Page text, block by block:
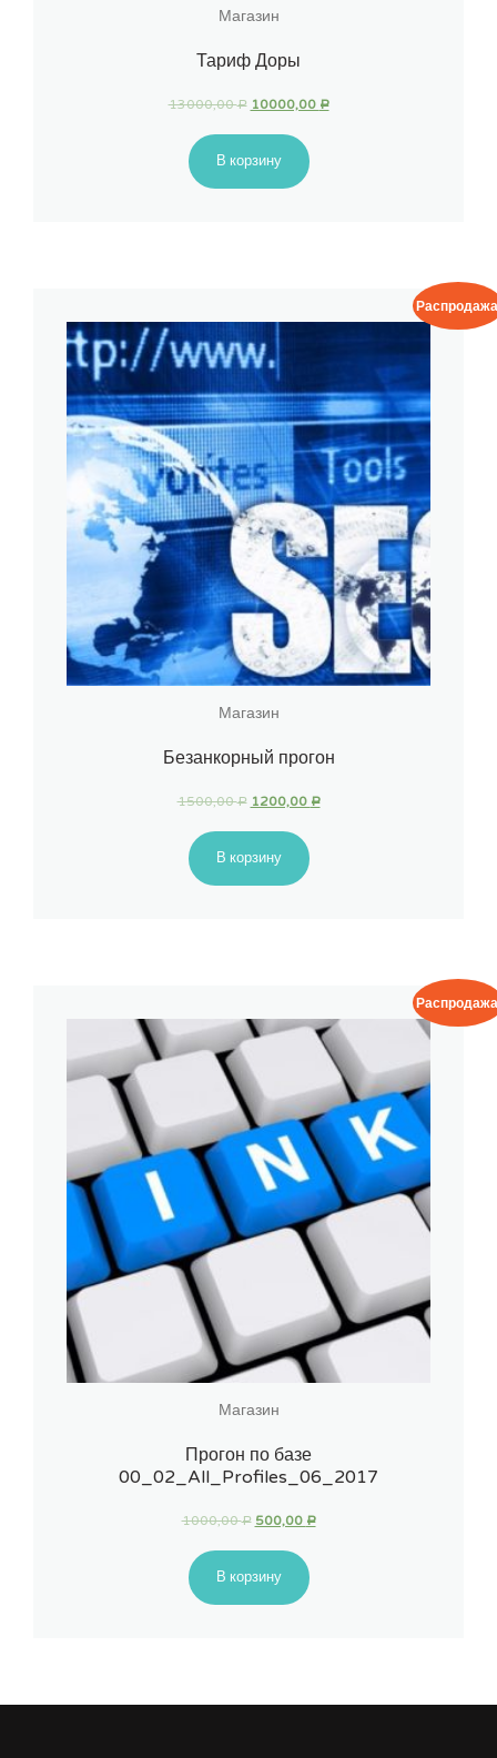
Магазин
Тариф Доры
13000,00Р 10000,00 Р
В корзину
Магазин
Безанкорный прогон
1500,00Р 1200,00 Р
В корзину
Магазин
Прогон по базе
00_02_All_Profiles_06_2017
1000,00Р 500,00 Р
В корзину